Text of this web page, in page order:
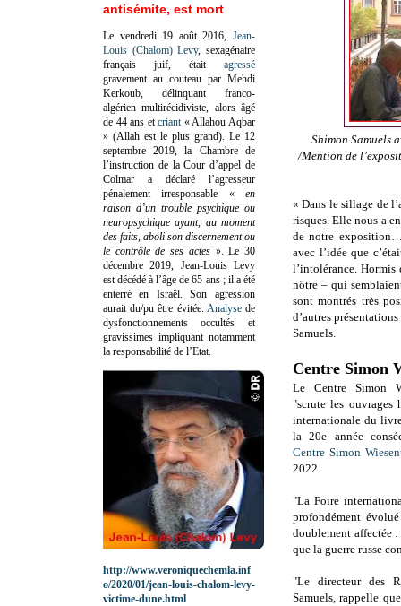
Shimon Samuels
/Mention de
« Dans le sillage de
risques. Elle nous a
de notre
avec l’idée que
l’intolérance.
nôtre – qui
sont montrés très
d’autres
Samuels.
Centre Simon
Le Centre Simon
"scrute les ouvrages
internationale du
la 20e année
Centre Simon
2022
"La Foire
profondément
doublement affectée
que la guerre russe
"Le directeur des
Samuels, rappelle
antisémite, est mort
Le vendredi 19 août 2016, Jean-
Louis (Chalom) Levy, sexagénaire
français juif, était agressé
gravement au couteau par Mehdi
Kerkoub, délinquant franco-
algérien multirécidiviste, alors âgé
de 44 ans etcriant « Allahou Aqbar
» (Allah est le plus grand). Le 12
septembre 2019, la Chambre de
l’instruction de la Cour d’appel de
Colmar a déclaré l’agresseur
pénalement irresponsable «en
raison d’un trouble psychique ou
neuropsychique ayant, au moment
des faits, aboli son discernement ou
le contrôle de ses actes». Le 30
décembre 2019, Jean-Louis Levy
est décédé à l’âge de 65 ans ; il a été
enterré en Israël. Son agression
aurait du/pu être évitée. Analysede
dysfonctionnements occultés et
gravissimes impliquant notamment
la responsabilité de l’Etat.
http://www.veroniquechemla.inf
o/2020/01/jean-louis-chalom-levy-
victime-dune.html